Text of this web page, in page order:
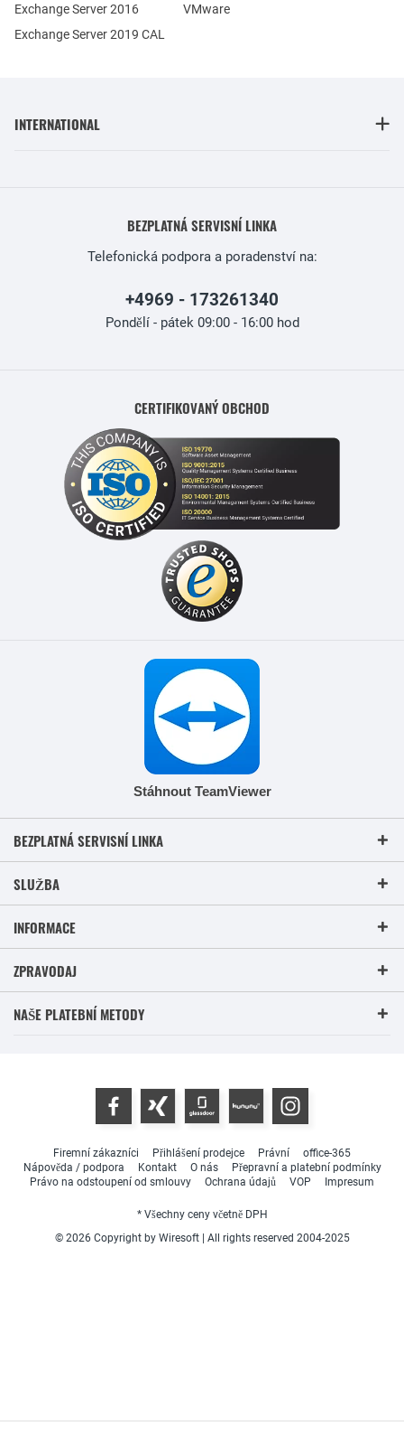
Exchange Server 2016
Exchange Server 2019 CAL
VMware
INTERNATIONAL
BEZPLATNÁ SERVISNÍ LINKA
Telefonická podpora a poradenství na:
+4969 - 173261340
Pondělí - pátek 09:00 - 16:00 hod
CERTIFIKOVANÝ OBCHOD
Stáhnout TeamViewer
BEZPLATNÁ SERVISNÍ LINKA
SLUŽBA
INFORMACE
ZPRAVODAJ
NAŠE PLATEBNÍ METODY
Firemní zákazníci Přihlášení prodejce Právní
office-365
Nápověda / podpora
Kontakt O nás
Přepravní a platební podmínky
Právo na odstoupení od smlouvy
Ochrana údajů VOP Impresum
* Všechny ceny včetně DPH
© 2026 Copyright by Wiresoft | All rights reserved 2004-2025